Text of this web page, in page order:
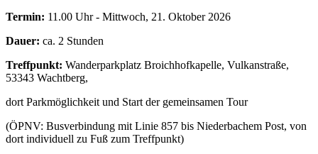
Termin: 11.00 Uhr - Mittwoch, 21. Oktober 2026
Dauer: ca. 2 Stunden
Treffpunkt: Wanderparkplatz Broichhofkapelle, Vulkanstraße,
53343 Wachtberg,
dort Parkmöglichkeit und Start der gemeinsamen Tour
(ÖPNV: Busverbindung mit Linie 857 bis Niederbachem Post, von
dort individuell zu Fuß zum Treffpunkt)